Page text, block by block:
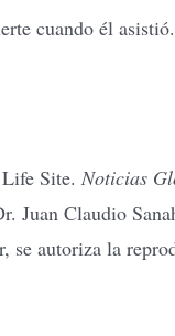
cuando él
Site. Noticias
Juan Claudio
se autoriza la